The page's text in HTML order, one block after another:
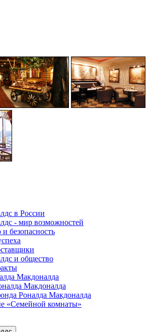
в России
- мир возможностей
и безопасность
и общество
Макдоналда
Макдоналда
Роналда Макдоналда
«Семейной комнаты»